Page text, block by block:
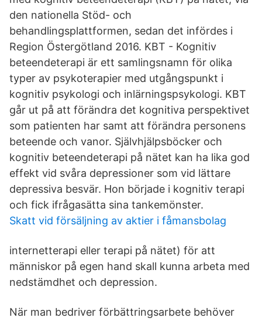
den nationella Stöd- och
behandlingsplattformen, sedan det infördes i
Region Östergötland 2016. KBT - Kognitiv
beteendeterapi är ett samlingsnamn för olika
typer av psykoterapier med utgångspunkt i
kognitiv psykologi och inlärningspsykologi. KBT
går ut på att förändra det kognitiva perspektivet
som patienten har samt att förändra personens
beteende och vanor. Självhjälpsböcker och
kognitiv beteendeterapi på nätet kan ha lika god
effekt vid svåra depressioner som vid lättare
depressiva besvär. Hon började i kognitiv terapi
och fick ifrågasätta sina tankemönster.
Skatt vid försäljning av aktier i fåmansbolag
internetterapi eller terapi på nätet) för att
människor på egen hand skall kunna arbeta med
nedstämdhet och depression.
När man bedriver förbättringsarbete behöver